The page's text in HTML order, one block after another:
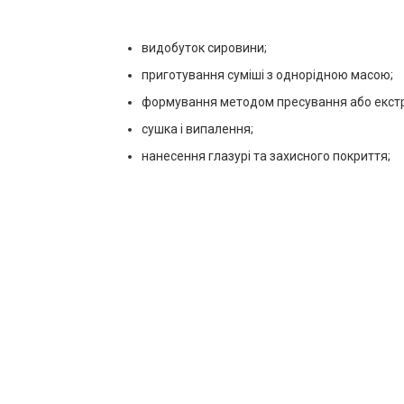
видобуток сировини;
приготування суміші з однорідною масою;
формування методом пресування або
сушка і випалення;
нанесення глазурі та захисного покриття;